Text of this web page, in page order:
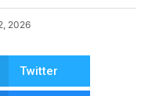
2026
Twitter